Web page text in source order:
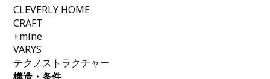
CLEVERLY HOME
CRAFT
+mine
VARYS
テクノストラクチャー